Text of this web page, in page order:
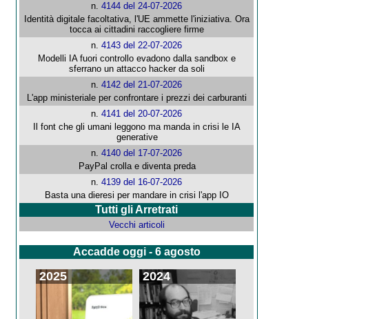
n.4144 del 24-07-2026
Identità digitale facoltativa, l'UE ammette l'iniziativa. Ora
tocca ai cittadini raccogliere firme
n.4143 del 22-07-2026
Modelli IA fuori controllo evadono dalla sandbox e
sferrano un attacco hacker da soli
n.4142 del 21-07-2026
L'app ministeriale per confrontare i prezzi dei carburanti
n.4141 del 20-07-2026
Il font che gli umani leggono ma manda in crisi le IA
generative
n.4140 del 17-07-2026
PayPal crolla e diventa preda
n.4139 del 16-07-2026
Basta una dieresi per mandare in crisi l'app IO
Tutti gli Arretrati
Vecchi articoli
Accadde oggi - 6 agosto
2025 2024